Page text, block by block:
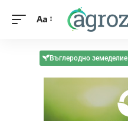
Aa
Въглеродно земеделие